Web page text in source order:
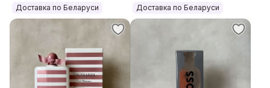
Доставка по Беларуси Доставка по Беларуси